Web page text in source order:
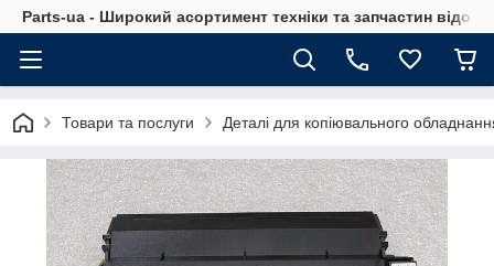
Parts-ua - Широкий асортимент техніки та запчастин
Товари та послуги Деталі для копіювального